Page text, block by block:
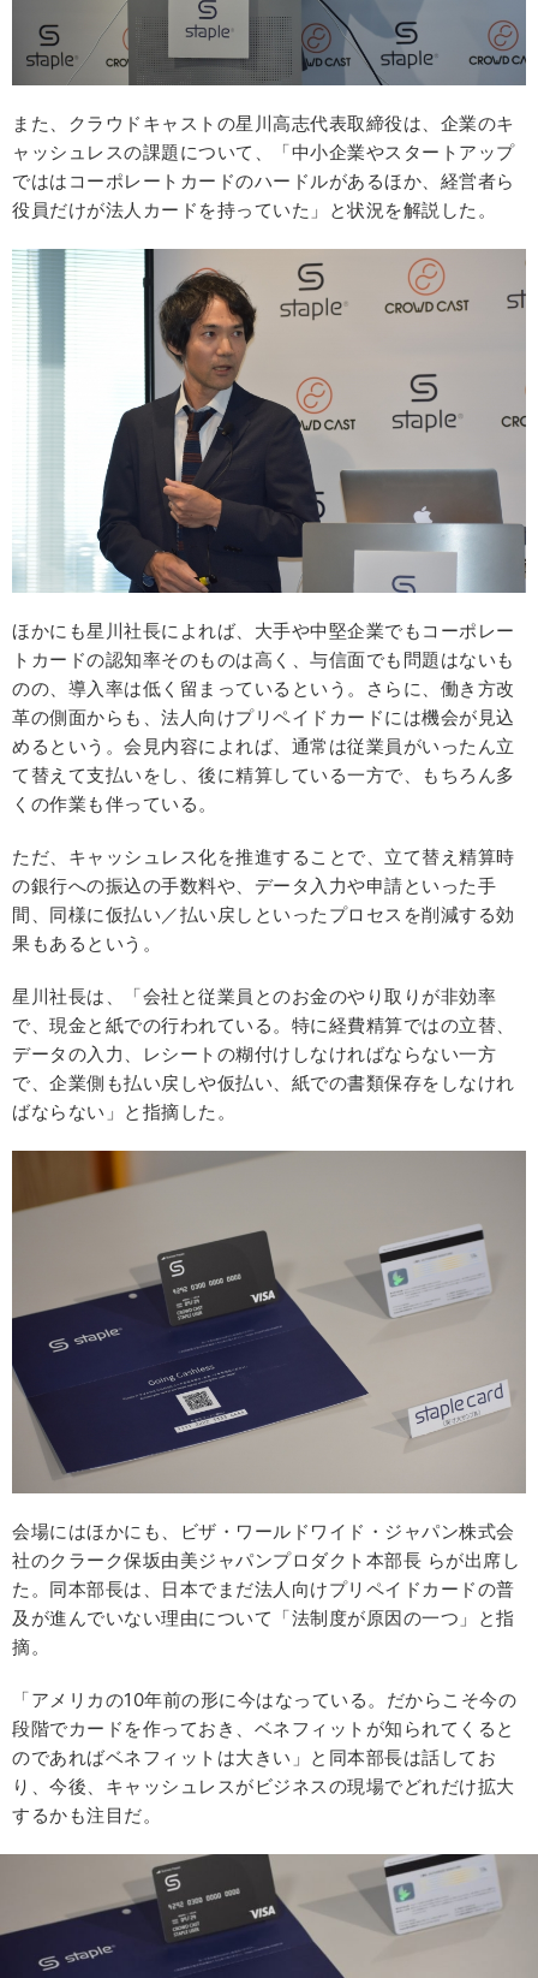
また、クラウドキャストの星川高志代表取締役は、企業のキ
ャッシュレスの課題について、「中小企業やスタートアップ
でははコーポレートカードのハードルがあるほか、経営者ら
役員だけが法人カードを持っていた」と状況を解説した。
ほかにも星川社長によれば、大手や中堅企業でもコーポレー
トカードの認知率そのものは高く、与信面でも問題はないも
のの、導入率は低く留まっているという。さらに、働き方改
革の側面からも、法人向けプリペイドカードには機会が見込
めるという。会見内容によれば、通常は従業員がいったん立
て替えて支払いをし、後に精算している一方で、もちろん多
くの作業も伴っている。
ただ、キャッシュレス化を推進することで、立て替え精算時
の銀行への振込の手数料や、データ入力や申請といった手
間、同様に仮払い／払い戻しといったプロセスを削減する効
果もあるという。
星川社長は、「会社と従業員とのお金のやり取りが非効率
で、現金と紙での行われている。特に経費精算ではの立替、
データの入力、レシートの糊付けしなければならない一方
で、企業側も払い戻しや仮払い、紙での書類保存をしなけれ
ばならない」と指摘した。
会場にはほかにも、ビザ・ワールドワイド・ジャパン株式会
社のクラーク保坂由美ジャパンプロダクト本部長 らが出席し
た。同本部長は、日本でまだ法人向けプリペイドカードの普
及が進んでいない理由について「法制度が原因の一つ」と指
摘。
「アメリカの10年前の形に今はなっている。だからこそ今の
段階でカードを作っておき、ベネフィットが知られてくると
のであればベネフィットは大きい」と同本部長は話してお
り、今後、キャッシュレスがビジネスの現場でどれだけ拡大
するかも注目だ。